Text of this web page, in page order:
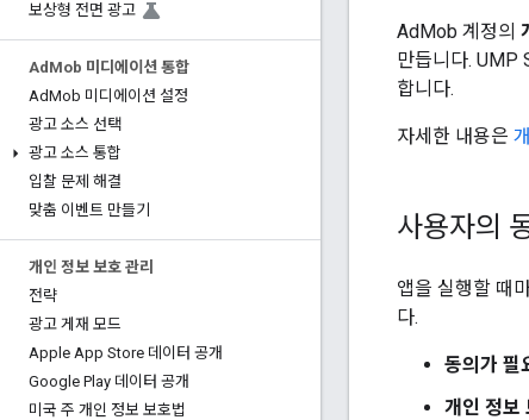
보상형 전면 광고
Ad Mob 미디에이션 통합
AdMob 미디에이션 설정
광고 소스 선택
광고 소스 통합
입찰 문제 해결
맞춤 이벤트 만들기
개인 정보 보호 관리
전략
광고 게재 모드
Apple App Store 데이터 공개
Google Play 데이터 공개
미국 주 개인 정보 보호법
AdMob 계정의
만듭니다. UMP
합니다.
자세한 내용은
사용자의
앱을 실행할 때
다.
동의가 필
개인 정보